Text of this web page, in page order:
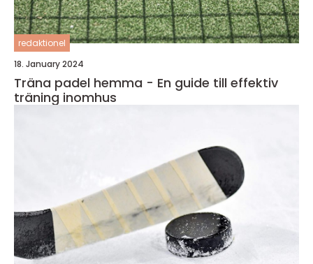
redaktionel
18. January 2024
Träna padel hemma - En guide till effektiv
träning inomhus